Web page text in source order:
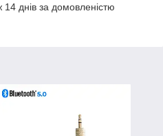
днів за домовленістю